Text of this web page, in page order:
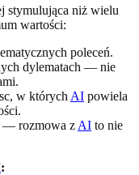
stymulująca niż wielu
wartości:
poleceń.
dylematach — nie
w których AI powiela
— rozmowa z AI to nie
: